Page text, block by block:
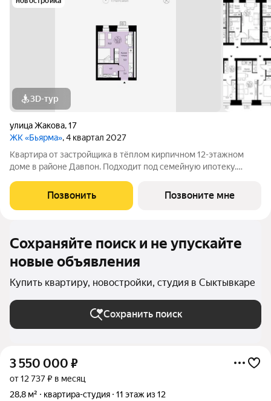
3D-тур
улица Жакова,17
ЖК «Бьярма», 4 квартал 2027
Квартира от застройщика в тёплом кирпичном 12-этажном
доме в районе Давпон. Подходит под семейную ипотеку.
безопасности. Студия свободной планировки. Два окна с
низкими подоконниками.
Позвонить Позвоните мне
Сохраняйте поиск и не упускайте
новые объявления
Купить квартиру, новостройки, студия в Сыктывкаре
Сохранить поиск
3 550 000 ₽
от 12 737 ₽ в месяц
28,8 м²
квартира-студия 11 этаж из 12